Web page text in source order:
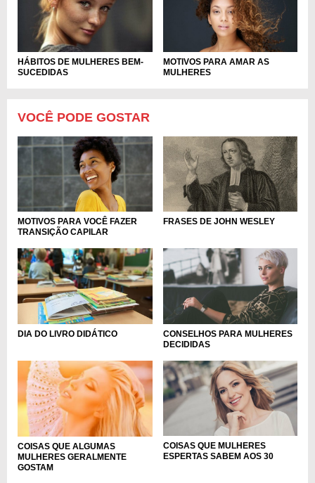
HÁBITOS DE MULHERES BEM-
SUCEDIDAS
MOTIVOS PARA AMAR AS
MULHERES
VOCÊ PODE GOSTAR
MOTIVOS PARA VOCÊ FAZER
TRANSIÇÃO CAPILAR
FRASES DE JOHN WESLEY
DIA DO LIVRO DIDÁTICO
CONSELHOS PARA MULHERES
DECIDIDAS
COISAS QUE ALGUMAS
MULHERES GERALMENTE
GOSTAM
COISAS QUE MULHERES
ESPERTAS SABEM AOS 30